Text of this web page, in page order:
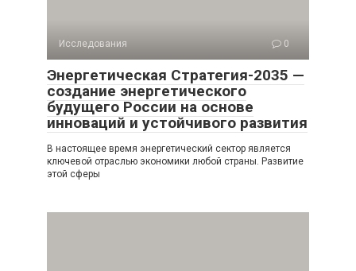
Исследования 0
Энергетическая Стратегия-2035 —
создание энергетического
будущего России на основе
инноваций и устойчивого развития
В настоящее время энергетический сектор является
ключевой отраслью экономики любой страны. Развитие
этой сферы